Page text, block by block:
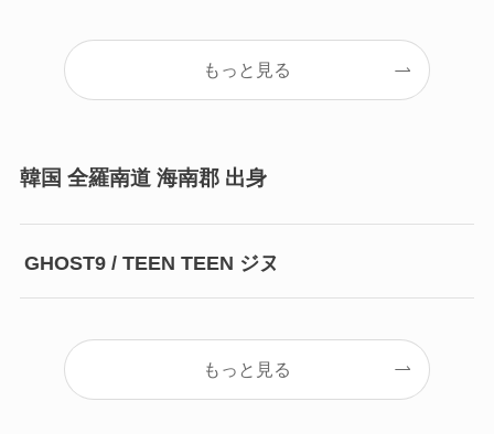
もっと見る
韓国 全羅南道 海南郡 出身
GHOST9 / TEEN TEEN ジヌ
もっと見る